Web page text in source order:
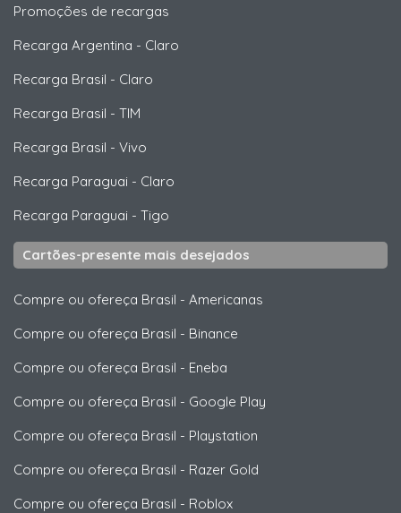
Promoções de recargas
Recarga Argentina - Claro
Recarga Brasil - Claro
Recarga Brasil - TIM
Recarga Brasil - Vivo
Recarga Paraguai - Claro
Recarga Paraguai - Tigo
Cartões-presente mais desejados
Compre ou ofereça Brasil - Americanas
Compre ou ofereça Brasil - Binance
Compre ou ofereça Brasil - Eneba
Compre ou ofereça Brasil - Google Play
Compre ou ofereça Brasil - Playstation
Compre ou ofereça Brasil - Razer Gold
Compre ou ofereça Brasil - Roblox